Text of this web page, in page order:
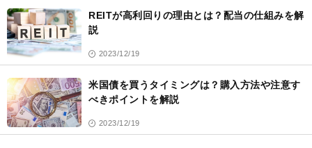
REITが高利回りの理由とは？配当の仕組みを解
説
2023/12/19
米国債を買うタイミングは？購入方法や注意す
べきポイントを解説
2023/12/19